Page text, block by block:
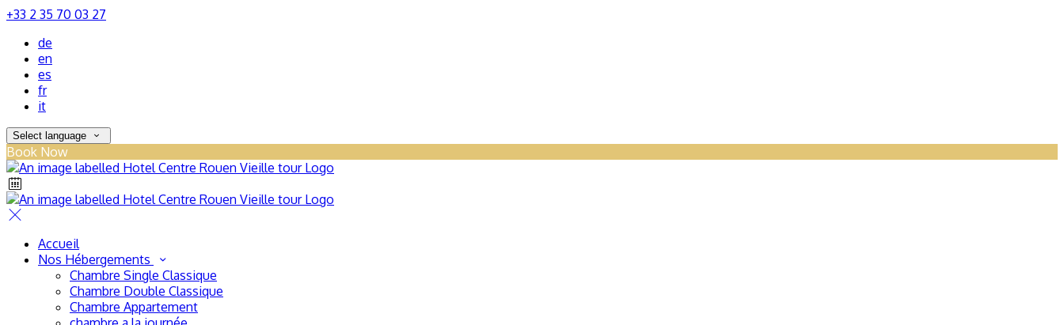
+33 2 35 70 03 27
de
en
es
fr
it
Select language
Book Now
Accueil
Nos Hébergements
Chambre Single Classique
Chambre Double Classique
Chambre Appartement